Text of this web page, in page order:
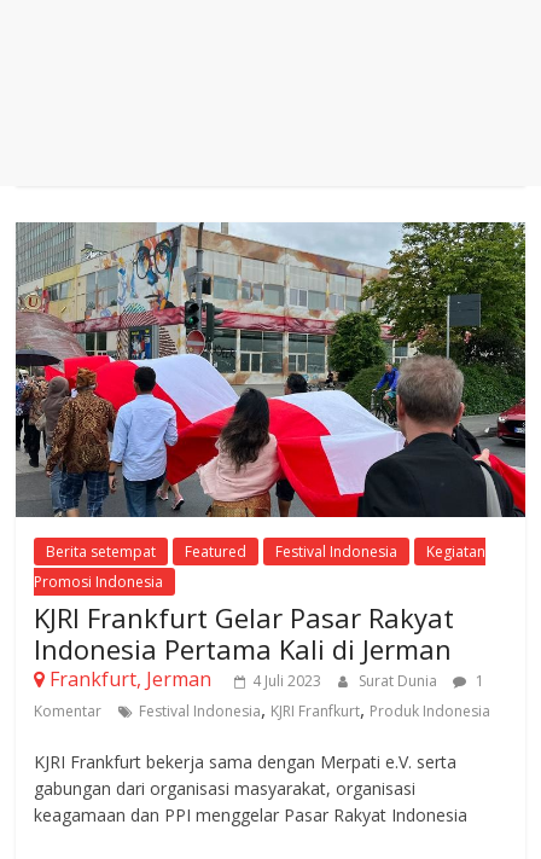
Berita setempat Featured Festival Indonesia
Kegiatan
Promosi Indonesia
KJRI Frankfurt Gelar Pasar Rakyat
Indonesia Pertama Kali di Jerman
Frankfurt, Jerman 4 Juli 2023 Surat Dunia
1
Komentar
Festival Indonesia, KJRI Franfkurt, Produk Indonesia
KJRI Frankfurt bekerja sama dengan Merpati e.V. serta
gabungan dari organisasi masyarakat, organisasi
keagamaan dan PPI menggelar Pasar Rakyat Indonesia